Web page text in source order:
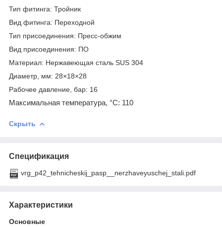
Тип фитинга: Тройник
Вид фитинга: Переходной
Тип присоединения: Пресс-обжим
Вид присоединения: ПО
Материал: Нержавеющая сталь SUS 304
Диаметр, мм: 28×18×28
Рабочее давление, бар: 16
Максимальная температура, °С: 110
Скрыть
Спецификация
vrg_p42_tehnicheskij_pasp__nerzhaveyuschej_stali.pdf
Характеристики
Основные